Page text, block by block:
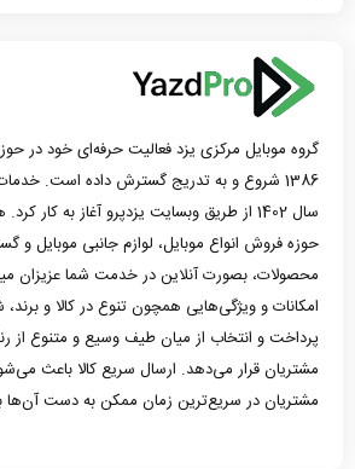
گروه موبایل مرکزی یزد فعالیت حرفه‌ای خود در
1386 شروع و به تدریج گسترش داده است.
سال 1402 از طریق وبسایت یزدپرو آغاز به کار
حوزه فروش انواع موبایل، لوازم جانبی موبایل و
محصولات، بصورت آنلاین در خدمت شما عزیزان
امکانات و ویژگی‌هایی همچون تنوع در کالا و
پرداخت و انتخاب از میان طیف وسیع و متنوع از
مشتریان قرار می‌دهد. ارسال سریع کالا باعث
مشتریان در سریع‌ترین زمان ممکن به دست آن‌ها